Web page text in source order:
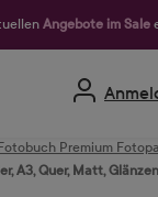
Angebote im Sale
Fotobuch Premium
A3, Quer, Matt,